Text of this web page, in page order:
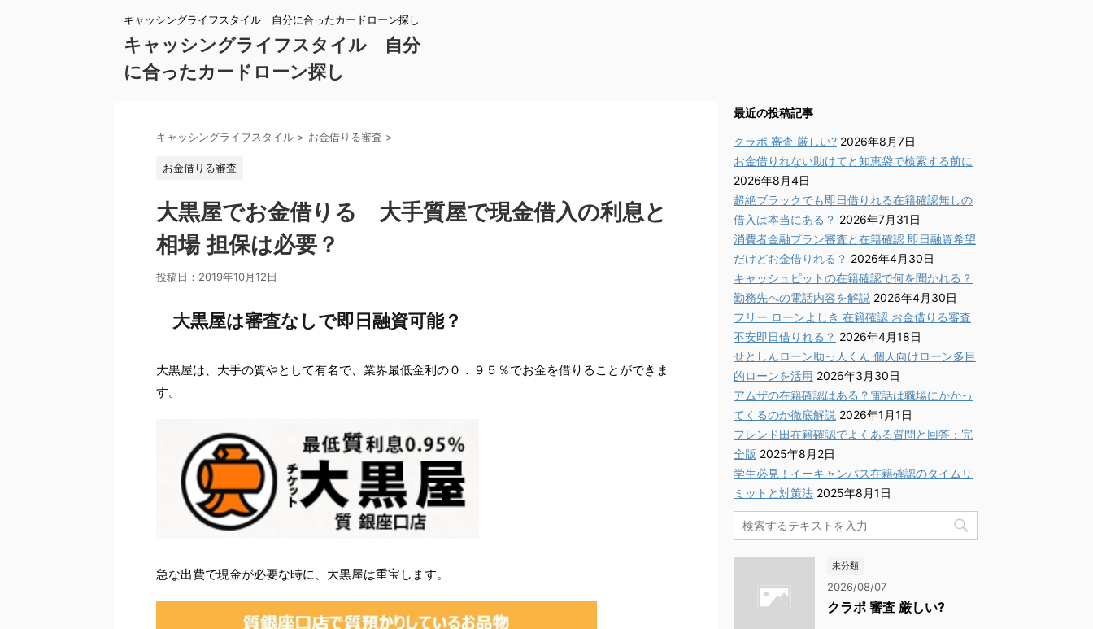
キャッシングライフスタイル 自分に合ったカードローン探し
キャッシングライフスタイル 自分
に合ったカードローン探し
キャッシングライフスタイル > お金借りる審査 >
お金借りる審査
大黒屋でお金借りる 大手質屋で現金借入の利息と
相場 担保は必要？
投稿日： 2019年10月12日
大黒屋は審査なしで即日融資可能？
大黒屋は、大手の質やとして有名で、業界最低金利の０．９５％でお金を借りることができま
す。
急な出費で現金が必要な時に、大黒屋は重宝します。
最近の投稿記事
クラポ 審査 厳しい? 2026年8月7日
お金借りれない助けてと知恵袋で検索する前に
2026年8月4日
超絶ブラックでも即日借りれる在籍確認無しの
借入は本当にある？ 2026年7月31日
消費者金融プラン審査と在籍確認 即日融資希望
だけどお金借りれる？ 2026年4月30日
キャッシュピットの在籍確認で何を聞かれる？
勤務先への電話内容を解説 2026年4月30日
フリー ローンよしき 在籍確認 お金借りる審査
不安即日借りれる？ 2026年4月18日
せとしんローン助っ人くん 個人向けローン多目
的ローンを活用 2026年3月30日
アムザの在籍確認はある？電話は職場にかかっ
てくるのか徹底解説 2026年1月1日
フレンド田在籍確認でよくある質問と回答：完
全版 2025年8月2日
学生必見！イーキャンパス在籍確認のタイムリ
ミットと対策法 2025年8月1日
未分類
2026/08/07
クラポ 審査 厳しい?